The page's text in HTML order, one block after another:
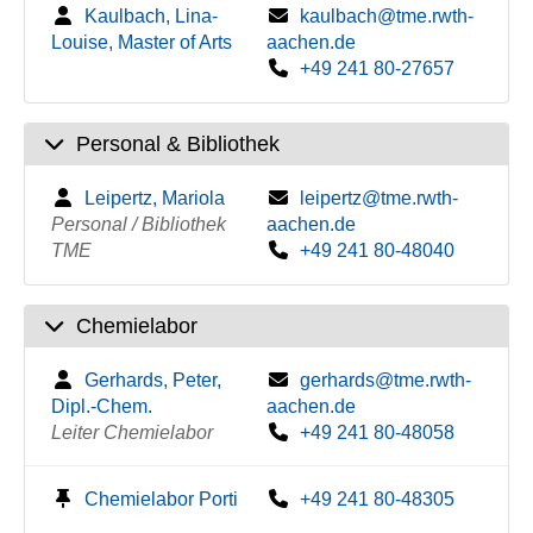
Kaulbach, Lina-
Louise, Master of Arts
kaulbach@tme.rwth-
aachen.de
+49 241 80-27657
Personal & Bibliothek
Leipertz, Mariola
Personal / Bibliothek
TME
leipertz@tme.rwth-
aachen.de
+49 241 80-48040
Chemielabor
Gerhards, Peter,
Dipl.-Chem.
Leiter Chemielabor
gerhards@tme.rwth-
aachen.de
+49 241 80-48058
Chemielabor Porti +49 241 80-48305